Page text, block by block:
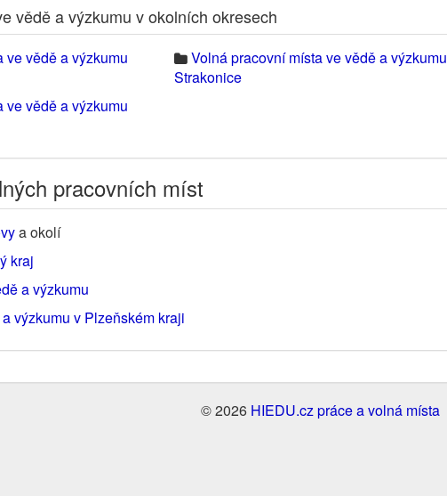
vědě a výzkumu v okolních okresech
ve vědě a výzkumu
Volná pracovní místa ve vědě a výzkumu
Strakonice
ve vědě a výzkumu
pracovních míst
a okolí
kraj
a výzkumu
výzkumu v Plzeňském kraji
© 2026 HIEDU.cz práce a volná místa